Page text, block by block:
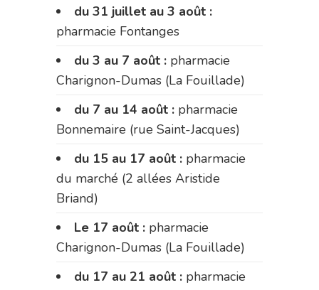
du 31 juillet au 3 août :
pharmacie Fontanges
du 3 au 7 août : pharmacie
Charignon-Dumas (La Fouillade)
du 7 au 14 août : pharmacie
Bonnemaire (rue Saint-Jacques)
du 15 au 17 août : pharmacie
du marché (2 allées Aristide
Briand)
Le 17 août : pharmacie
Charignon-Dumas (La Fouillade)
du 17 au 21 août : pharmacie